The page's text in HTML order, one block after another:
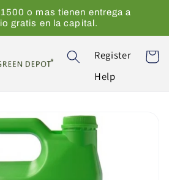
o mas tienen entrega a
gratis en la capital.
Register
Help
Carrito